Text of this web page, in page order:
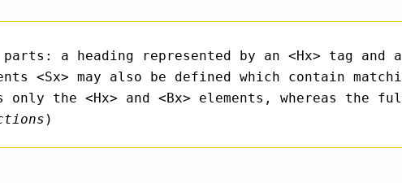
a heading represented by an <Hx> tag and a
<Sx> may also be defined which contain
the <Hx> and <Bx> elements, whereas the
)